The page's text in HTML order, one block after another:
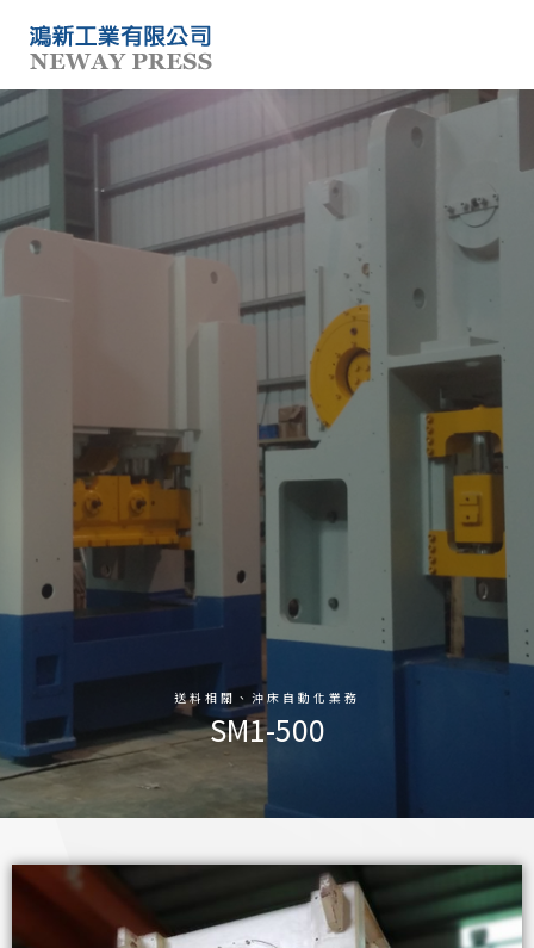
現有庫存
聯絡我們
送料相關、沖床自動化業務
SM1-500